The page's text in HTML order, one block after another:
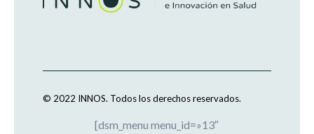
© 2022 INNOS. Todos los derechos reservados.
[dsm_menu menu_id=»13″